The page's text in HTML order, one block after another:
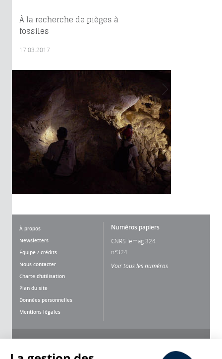
À la recherche de pièges à
fossiles
17.03.2017
À propos
Newsletters
Équipe / crédits
Nous contacter
Charte d'utilisation
Plan du site
Données personnelles
Mentions légales
Numéros papiers
CNRS lemag 324
n°324
Voir tous les numéros